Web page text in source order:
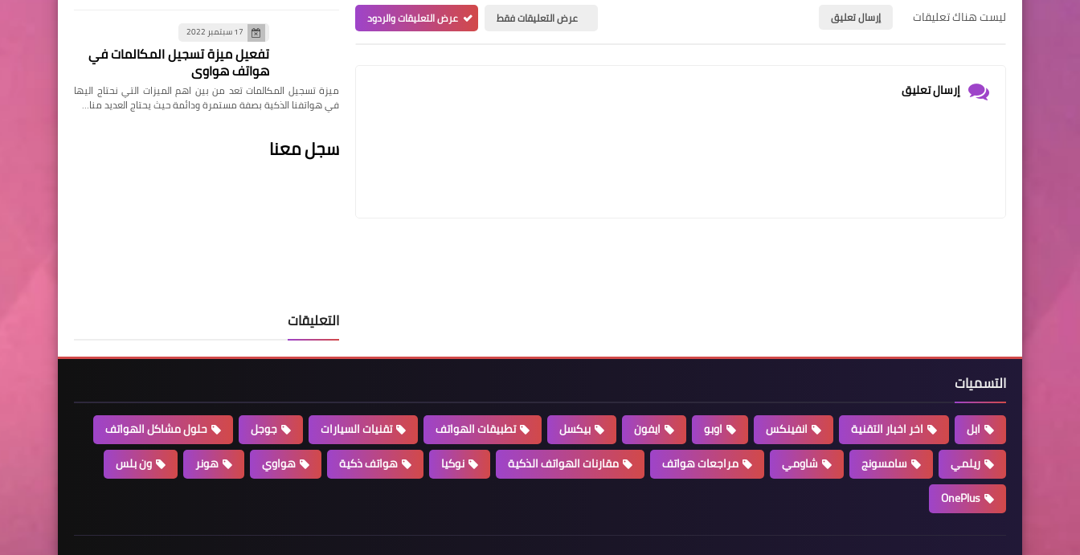
ليست هناك تعليقات إرسال تعليق عرض التعليقات فقط عرض التعليقات والردود
إرسال تعليق
17 سبتمبر 2022
تفعيل ميزة تسجيل المكالمات في
هواتف هواوي
ميزة تسجيل المكالمات تعد من بين اهم الميزات التي نحتاج اليها
في هواتفنا الذكية بصفة مستمرة ودائمة حيث يحتاج العديد منا…
سجل معنا
التعليقات
التسميات
ابل اخر اخبار التقنية انفينكس اوبو ايفون بيكسل تطبيقات الهواتف تقنيات السيارات جوجل
حلول مشاكل الهواتف
ريلمي
سامسونج شاومي مراجعات هواتف مقارنات الهواتف الذكية نوكيا هواتف ذكية هواوي هونر
ون بلس
OnePlus